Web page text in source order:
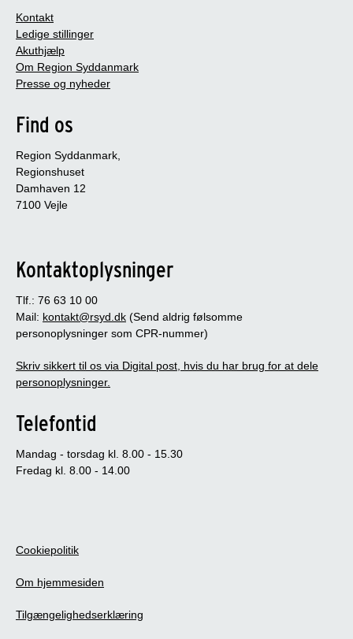
Kontakt
Ledige stillinger
Akuthjælp
Om Region Syddanmark
Presse og nyheder
Find os
Region Syddanmark,
Regionshuset
Damhaven 12
7100 Vejle
Kontaktoplysninger
Tlf.: 76 63 10 00
Mail: kontakt@rsyd.dk (Send aldrig følsomme
personoplysninger som CPR-nummer)
Skriv sikkert til os via Digital post, hvis du har brug for at dele
personoplysninger.
Telefontid
Mandag - torsdag kl. 8.00 - 15.30
Fredag kl. 8.00 - 14.00
Cookiepolitik
Om hjemmesiden
Tilgængelighedserklæring